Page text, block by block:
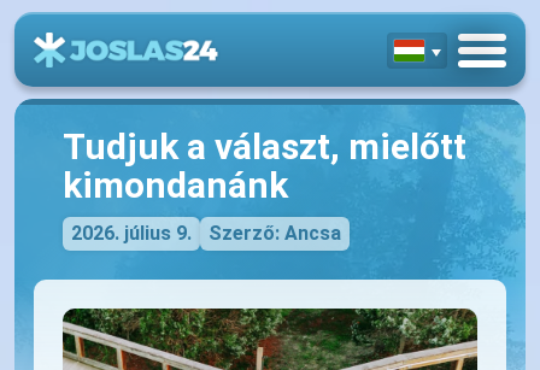
Tudjuk a választ, mielőtt
kimondanánk
2026. július 9. Szerző: Ancsa